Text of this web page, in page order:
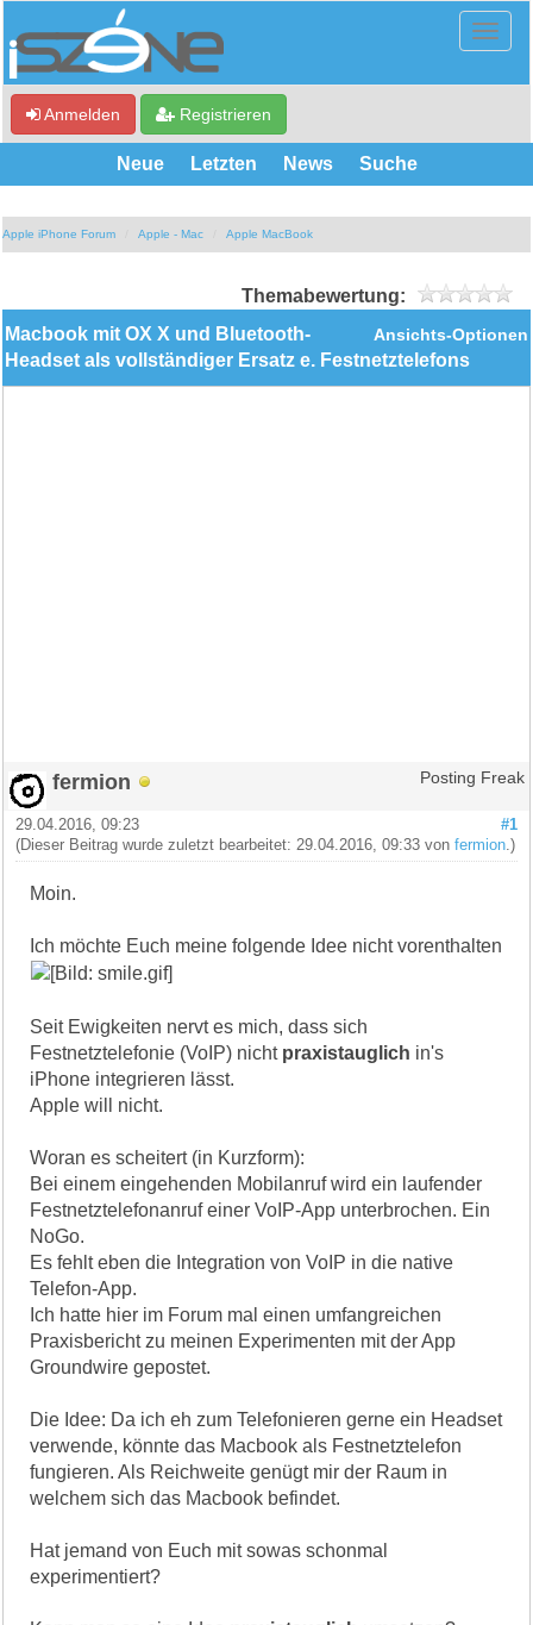
Anmelden Registrieren
Neue Letzten News Suche
Apple iPhone Forum Apple - Mac Apple MacBook
Themabewertung:
Ansichts-Optionen
Macbook mit OX X und Bluetooth-
Headset als vollständiger Ersatz e. Festnetztelefons
fermion Posting Freak
#1
29.04.2016, 09:23
(Dieser Beitrag wurde zuletzt bearbeitet: 29.04.2016, 09:33 vonfermion .)
Moin.
Ich möchte Euch meine folgende Idee nicht vorenthalten
Seit Ewigkeiten nervt es mich, dass sich
Festnetztelefonie (VoIP) nicht praxistauglich in's
iPhone integrieren lässt.
Apple will nicht.
Woran es scheitert (in Kurzform):
Bei einem eingehenden Mobilanruf wird ein laufender
Festnetztelefonanruf einer VoIP-App unterbrochen. Ein
NoGo.
Es fehlt eben die Integration von VoIP in die native
Telefon-App.
Ich hatte hier im Forum mal einen umfangreichen
Praxisbericht zu meinen Experimenten mit der App
Groundwire gepostet.
Die Idee: Da ich eh zum Telefonieren gerne ein Headset
verwende, könnte das Macbook als Festnetztelefon
fungieren. Als Reichweite genügt mir der Raum in
welchem sich das Macbook befindet.
Hat jemand von Euch mit sowas schonmal
experimentiert?